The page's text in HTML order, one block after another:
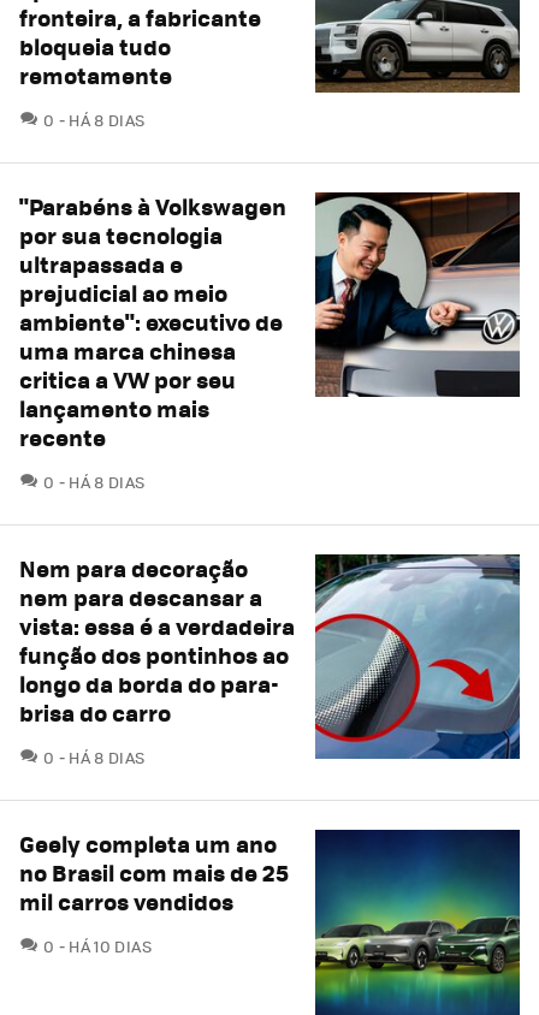
fronteira, a fabricante
bloqueia tudo
remotamente
0 COMENTÁRIOS
HÁ 8 DIAS
"Parabéns à Volkswagen
por sua tecnologia
ultrapassada e
prejudicial ao meio
ambiente": executivo de
uma marca chinesa
critica a VW por seu
lançamento mais
recente
0 COMENTÁRIOS
HÁ 8 DIAS
Nem para decoração
nem para descansar a
vista: essa é a verdadeira
função dos pontinhos ao
longo da borda do para-
brisa do carro
0 COMENTÁRIOS
HÁ 8 DIAS
Geely completa um ano
no Brasil com mais de 25
mil carros vendidos
0 COMENTÁRIOS
HÁ 10 DIAS